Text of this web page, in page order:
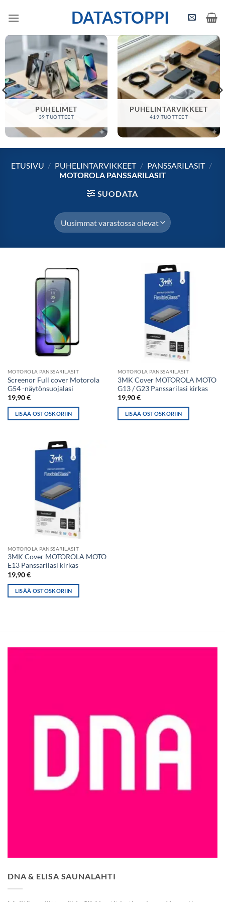
DATASTOPPI
PUHELIMET
39 TUOTTEET
PUHELINTARVIKKEET
419 TUOTTEET
ETUSIVU / PUHELINTARVIKKEET / PANSSARILASIT /
MOTOROLA PANSSARILASIT
SUODATA
MOTOROLA PANSSARILASIT
Screenor Full cover Motorola
G54 -näytönsuojalasi
19,90€
LISÄÄ OSTOSKORIIN
MOTOROLA PANSSARILASIT
3MK Cover MOTOROLA MOTO
G13 / G23 Panssarilasi kirkas
19,90€
LISÄÄ OSTOSKORIIN
MOTOROLA PANSSARILASIT
3MK Cover MOTOROLA MOTO
E13 Panssarilasi kirkas
19,90€
LISÄÄ OSTOSKORIIN
DNA & ELISA SAUNALAHTI